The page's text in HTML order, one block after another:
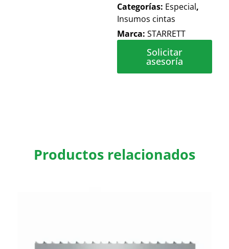
Categorías: Especial,
Insumos cintas
Marca: STARRETT
Solicitar
asesoría
Productos relacionados